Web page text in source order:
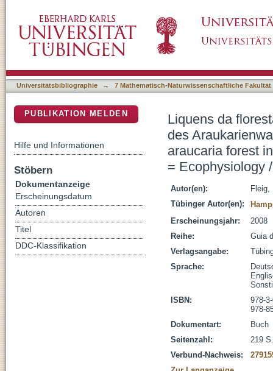
Rio Grande do Sul = Lichens of the
Ökophysiologie = Ecophysiology / Walter-
Universitätsbibliographie → 7 Mathematisch-Naturwissenschaftliche Fakultät
Liquens da
des
araucaria forest
= Ecophysiology
Autor(en):
Fleig,
Tübinger Autor(en):
Erscheinungsjahr:
2008
Reihe:
Guia
Verlagsangabe:
Sprache:
ISBN:
978-
978-
Dokumentart:
Buch
Seitenzahl:
219
Verbund-Nachweis:
PUBLIKATION MELDEN
Hilfe und Informationen
Stöbern
Dokumentanzeige
Erscheinungsdatum
Autoren
Titel
DDC-Klassifikation